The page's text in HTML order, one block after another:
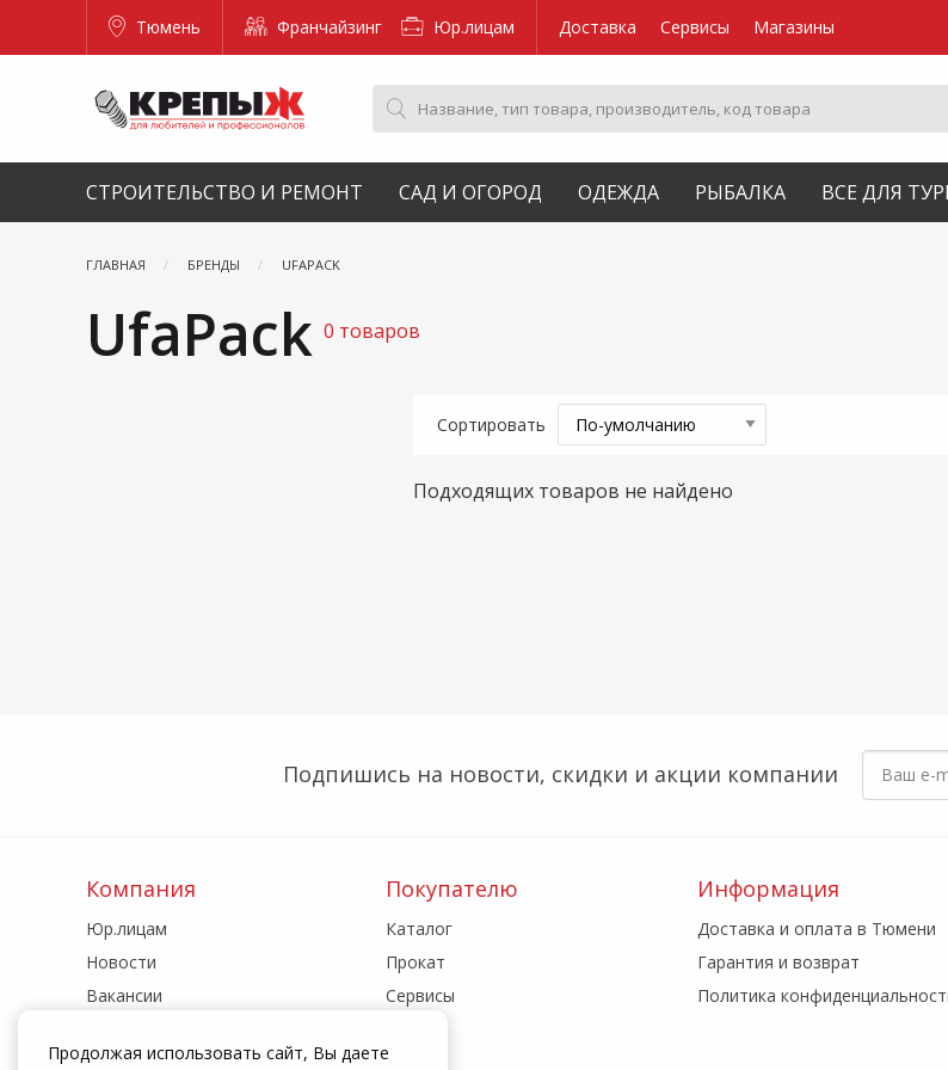
Тюмень Франчайзинг Юр.лицам Доставка Сервисы Магазины
СТРОИТЕЛЬСТВО И РЕМОНТ САД И ОГОРОД ОДЕЖДА РЫБАЛКА ВСЕ ДЛЯ
ГЛАВНАЯ БРЕНДЫ UFAPACK
UfaPack 0 товаров
Сортировать
Подходящих товаров не найдено
Подпишись на новости, скидки и акции компании
Компания
Юр.лицам
Новости
Вакансии
Адреса магазинов
Покупателю
Каталог
Прокат
Сервисы
Статьи
Информация
Доставка и оплата в Тюмени
Гарантия и возврат
Политика
Продолжая использовать сайт, Вы даете